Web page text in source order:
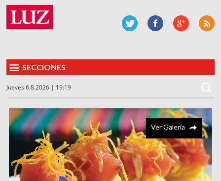
SECCIONES
Jueves 6.8.2026 | 19:19
Ver Galería